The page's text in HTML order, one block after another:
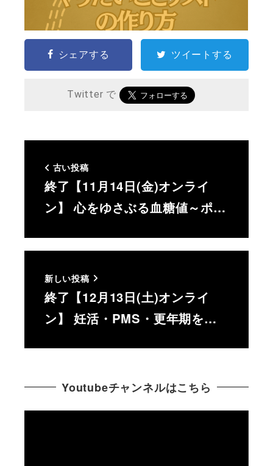
シェアする ツイートする
Twitter で
古い投稿
終了【11月14日(金)オンライ
ン】 心をゆさぶる血糖値～ポ…
新しい投稿
終了【12月13日(土)オンライ
ン】 妊活・PMS・更年期を…
Youtubeチャンネルはこちら